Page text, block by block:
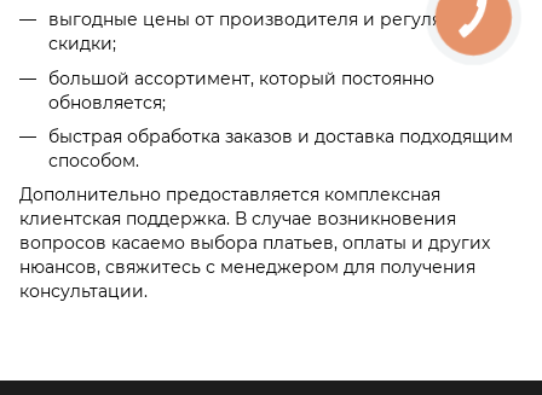
выгодные цены от производителя и регулярные
скидки;
большой ассортимент, который постоянно
обновляется;
быстрая обработка заказов и доставка подходящим
способом.
Дополнительно предоставляется комплексная
клиентская поддержка. В случае возникновения
вопросов касаемо выбора платьев, оплаты и других
нюансов, свяжитесь с менеджером для получения
консультации.